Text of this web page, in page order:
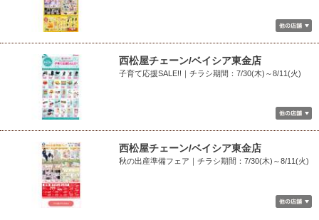
西松屋チェーン/ベイシア東金店
子育て応援SALE!!｜チラシ期間：7/30(木)～8/11(火)
西松屋チェーン/ベイシア東金店
秋の出産準備フェア｜チラシ期間：7/30(木)～8/11(火)